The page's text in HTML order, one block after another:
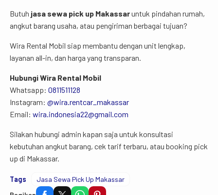
Butuh jasa sewa pick up Makassaruntuk pindahan rumah,
angkut barang usaha, atau pengiriman berbagai tujuan?
Wira Rental Mobil siap membantu dengan unit lengkap,
layanan all-in, dan harga yang transparan.
Hubungi Wira Rental Mobil
Whatsapp: 0811511128
Instagram: @wira.rentcar_makassar
Email: wira.indonesia22@gmail.com
Silakan hubungi admin kapan saja untuk konsultasi
kebutuhan angkut barang, cek tarif terbaru, atau booking pick
up di Makassar.
Tags
Jasa Sewa Pick Up Makassar